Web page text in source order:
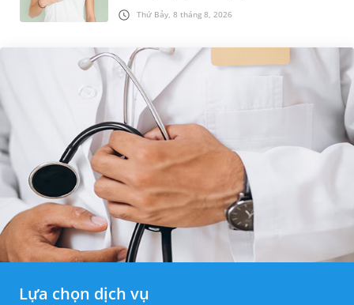
Thứ Bảy, 8 tháng 8, 2026
được chẩn đoán mắc bệnh, nhiều người
thường băn khoăn u nang tuyến v...
Lựa chọn dịch vụ